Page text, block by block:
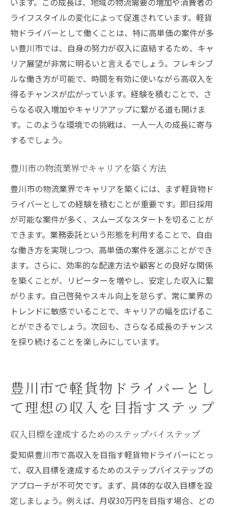
ライフスタイルの変化によって促進されています。軽貨
物ドライバーとして働くことは、特に高単価の案件が多
い豊川市では、自身の努力が収入に直結するため、キャ
リア展望が非常に明るいと言えるでしょう。フレキシブ
ルな働き方が可能で、時間を有効に使いながら高収入を
得るチャンスが広がっています。経験を積むことで、さ
らなる収入増加やキャリアアップに繋がる道も開けま
す。このような環境での挑戦は、一人一人の成長に寄与
するでしょう。
豊川市の物流業界でキャリアを築く方法
豊川市の物流業界でキャリアを築くには、まず軽貨物ド
ライバーとしての経験を積むことが重要です。即日採用
が可能な案件が多く、スムーズなスタートを切ることが
できます。業務委託という形態を利用することで、自由
な働き方を実現しつつ、高単価の案件を選ぶことができ
ます。さらに、効率的な配達方法や顧客との良好な関係
を築くことが、リピーターを増やし、安定した収入に繋
がります。自己啓発やスキル向上を怠らず、常に業界の
トレンドに敏感でいることで、キャリアの幅を広げるこ
とができるでしょう。次回も、さらなる成長のチャンス
を探り続けることを楽しみにしています。
豊川市で軽貨物ドライバーとし
て理想の収入を目指すステップ
収入目標を達成するためのステップバイステップ
愛知県豊川市で高収入を目指す軽貨物ドライバーにとっ
て、収入目標を達成するためのステップバイステップの
アプローチが不可欠です。まず、具体的な収入目標を設
定しましょう。例えば、月収30万円を目指す場合、どの